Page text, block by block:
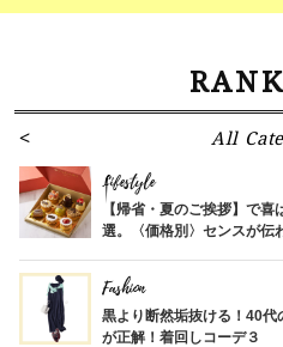
All
Lifestyle
【帰省・夏のご挨拶】で
選。〈価格別〉センスが伝
Fashion
黒より断然垢抜ける！40代
が正解！着回しコーデ３